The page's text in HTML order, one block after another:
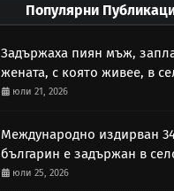
Популярни
Задържаха пиян мъж,
жената, с която живее, в
юли 21, 2026
Международно издирван
българин е задържан в
юли 25, 2026